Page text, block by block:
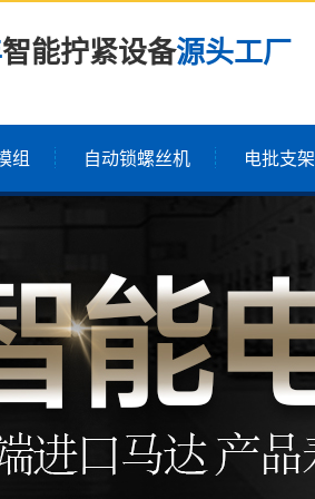
智能拧紧设备源头工厂
组 自动锁螺丝机 电批支架